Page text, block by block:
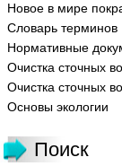
Новое в мире
Словарь терминов
Нормативные
Очистка сточных
Очистка сточных
Основы экологии
Поиск